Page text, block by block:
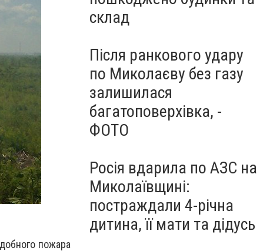
пожара
склад
Після ранкового удару
по Миколаєву без газу
залишилася
багатоповерхівка, -
ФОТО
Росія вдарила по АЗС на
Миколаївщині:
постраждали 4-річна
дитина, її мати та дідусь